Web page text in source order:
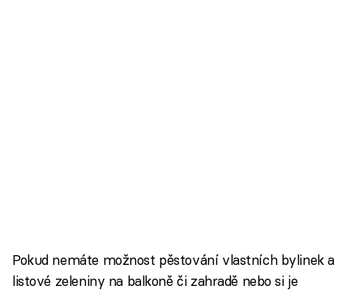
Pokud nemáte možnost pěstování vlastních bylinek a
listové zeleniny na balkoně či zahradě nebo si je